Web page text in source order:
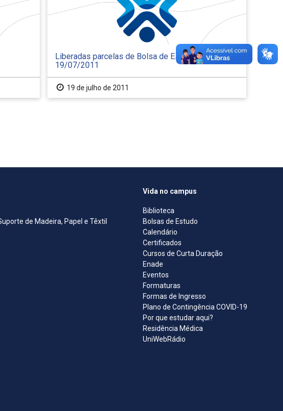
Liberadas parcelas de Bolsa de Estudos –
19/07/2011
19 de julho de 2011
de Madeira, Papel e Têxtil
Vida no campus
Biblioteca
Bolsas de Estudo
Calendário
Certificados
Cursos de Curta Duração
Enade
Eventos
Formaturas
Formas de Ingresso
Plano de Contingência COVID-19
Por que estudar aqui?
Residência Médica
UniWebRádio